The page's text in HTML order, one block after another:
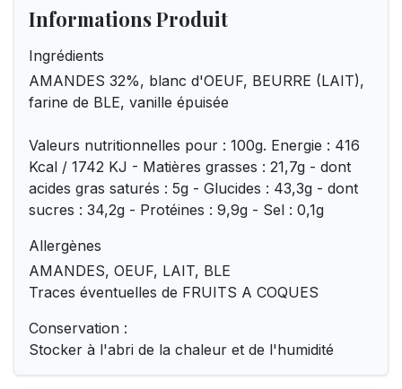
Informations Produit
Ingrédients
AMANDES 32%, blanc d'OEUF, BEURRE (LAIT),
farine de BLE, vanille épuisée
Valeurs nutritionnelles pour : 100g. Energie : 416
Kcal / 1742 KJ - Matières grasses : 21,7g - dont
acides gras saturés : 5g - Glucides : 43,3g - dont
sucres : 34,2g - Protéines : 9,9g - Sel : 0,1g
Allergènes
AMANDES, OEUF, LAIT, BLE
Traces éventuelles de FRUITS A COQUES
Conservation :
Stocker à l'abri de la chaleur et de l'humidité